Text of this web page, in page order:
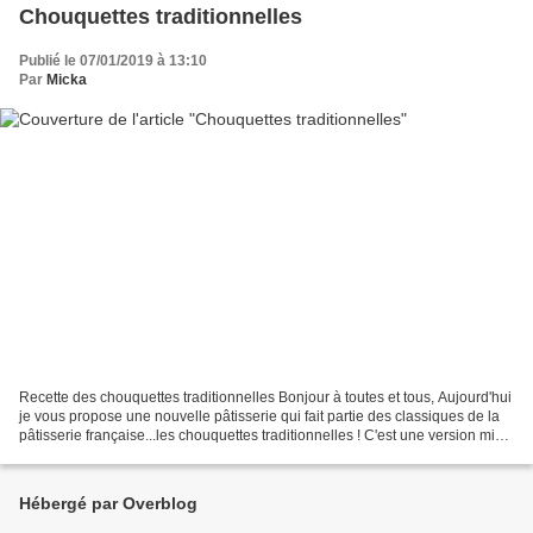
Chouquettes traditionnelles
Publié le 07/01/2019 à 13:10
Par Micka
Recette des chouquettes traditionnelles Bonjour à toutes et tous, Aujourd'hui
je vous propose une nouvelle pâtisserie qui fait partie des classiques de la
pâtisserie française...les chouquettes traditionnelles ! C'est une version mise
Hébergé par Overblog